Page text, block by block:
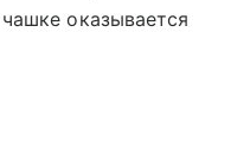
оказывается